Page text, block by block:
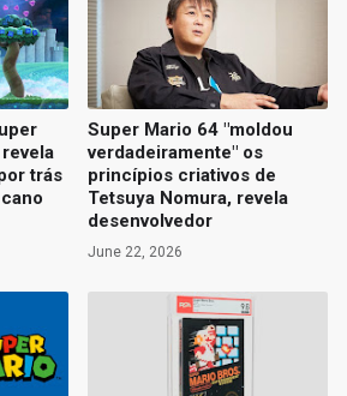
trás
Super Mario 64 "moldou
verdadeiramente" os
princípios criativos de
Tetsuya Nomura, revela
desenvolvedor
June 22, 2026